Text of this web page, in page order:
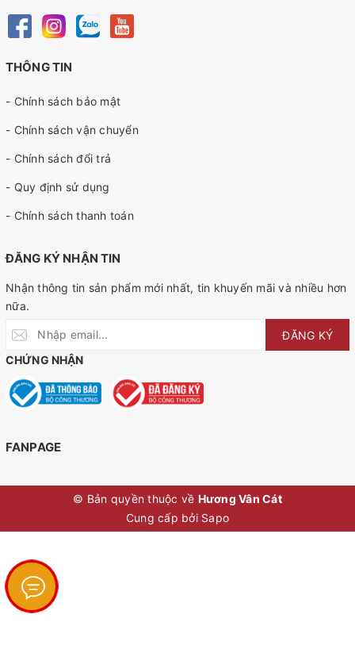
THÔNG TIN
- Chính sách bảo mật
- Chính sách vận chuyển
- Chính sách đổi trả
- Quy định sử dụng
- Chính sách thanh toán
ĐĂNG KÝ NHẬN TIN
Nhận thông tin sản phẩm mới nhất, tin khuyến mãi và nhiều hơn
nữa.
ĐĂNG KÝ
CHỨNG NHẬN
FANPAGE
© Bản quyền thuộc về Hương Vân Cát
Cung cấp bởi Sapo